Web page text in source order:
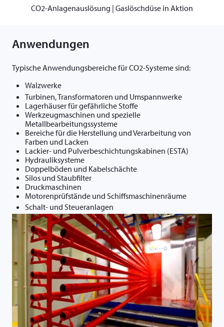
CO2-Anlagenauslösung | Gaslöschdüse in Aktion
Anwendungen
Typische Anwendungsbereiche für CO2-Systeme sind:
Walzwerke
Turbinen, Transformatoren und Umspannwerke
Lagerhäuser für gefährliche Stoffe
Werkzeugmaschinen und spezielle
Metallbearbeitungssysteme
Bereiche für die Herstellung und Verarbeitung von
Farben und Lacken
Lackier- und Pulverbeschichtungskabinen (ESTA)
Hydrauliksysteme
Doppelböden und Kabelschächte
Silos und Staubfilter
Druckmaschinen
Motorenprüfstände und Schiffsmaschinenräume
Schalt- und Steueranlagen